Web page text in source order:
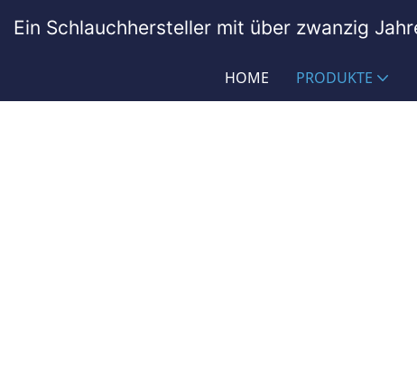
Ein Schlauchhersteller mit über zwanzig
HOME PRODUKTE